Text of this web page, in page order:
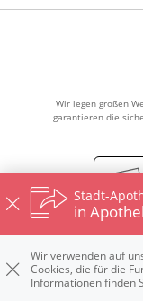
Wir legen großen
garantieren die
Impressum
Stadt-
in
Wir verwenden auf
Cookies, die für die
Informationen finden